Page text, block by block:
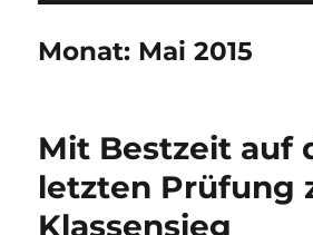
Monat: Mai 2015
Mit Bestzeit auf
letzten Prüfung
Klassensieg